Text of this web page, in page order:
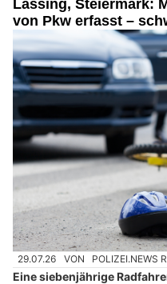
Lassing, Steiermark:
von Pkw erfasst –
29.07.26 VON POLIZEI.NEWS
Eine siebenjährige